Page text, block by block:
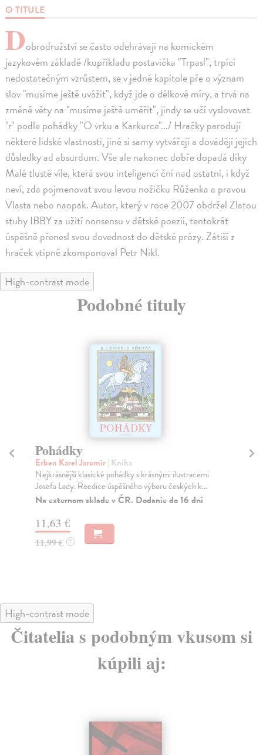
O TITULE
Dobrodružství se často odehrávají na komickém
jazykovém základě /kupříkladu postavička "Trpasl", trpící
nedostatečným vzrůstem, se v jedné kapitole pře o význam
slov "musíme ještě uvážit", když jde o délkové míry, a trvá na
změně věty na "musíme ještě uměřit", jindy se učí vyslovovat
"r" podle pohádky "O vrku a Karkurce".../ Hračky parodují
některé lidské vlastnosti, jiné si samy vytvářejí a dovádějí jejich
důsledky ad absurdum. Vše ale nakonec dobře dopadá díky
Malé tlusté víle, která svou inteligencí ční nad ostatní, i když
neví, zda pojmenovat svou levou nožičku Růženka a pravou
Vlasta nebo naopak. Autor, který v roce 2007 obdržel Zlatou
stuhy IBBY za užití nonsensu v dětské poezii, tentokrát
úspěšně přenesl svou dovednost do dětské prózy. Zátiší z
hraček vtipně zkomponoval Petr Nikl.
High-contrast mode
Podobné tituly
Pohádky
Erben Karel Jaromír| Kniha
Nejkrásnější klasické pohádky s krásnými ilustracemi
Josefa Lady. Reedice úspěšného výboru českých k...
Na externom sklade v ČR. Dodanie do 16 dní
11,63 €
11,99 € ?
High-contrast mode
Čitatelia s podobným vkusom si
kúpili aj: